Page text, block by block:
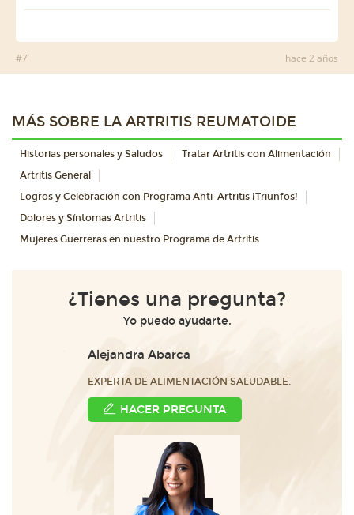
#7 hace 2 años
MÁS SOBRE LA ARTRITIS REUMATOIDE
Historias personales y Saludos
Tratar Artritis con Alimentación
Artritis General
Logros y Celebración con Programa Anti-Artritis ¡Triunfos!
Dolores y Síntomas Artritis
Mujeres Guerreras en nuestro Programa de Artritis
¿Tienes una pregunta?
Yo puedo ayudarte.
Alejandra Abarca
EXPERTA DE ALIMENTACIÓN SALUDABLE.
HACER PREGUNTA